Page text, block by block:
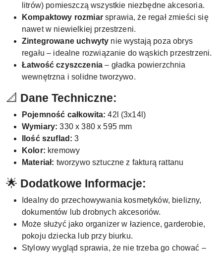
litrów) pomieszczą wszystkie niezbędne akcesoria.
Kompaktowy rozmiarsprawia, że regał zmieści się
nawet w niewielkiej przestrzeni.
Zintegrowane uchwyty nie wystają poza obrys
regału – idealne rozwiązanie do wąskich przestrzeni.
Łatwość czyszczenia – gładka powierzchnia
wewnętrzna i solidne tworzywo.
📐 Dane Techniczne:
Pojemność całkowita: 42l (3x14l)
Wymiary: 330 x 380 x 595 mm
Ilość szuflad: 3
Kolor: kremowy
Materiał: tworzywo sztuczne z fakturą rattanu
🌟 Dodatkowe Informacje:
Idealny do przechowywania kosmetyków, bielizny,
dokumentów lub drobnych akcesoriów.
Może służyć jako organizer w łazience, garderobie,
pokoju dziecka lub przy biurku.
Stylowy wygląd sprawia, że nie trzeba go chować –